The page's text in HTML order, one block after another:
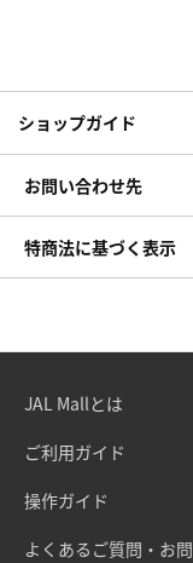
ショップガイド
お問い合わせ先
特商法に基づく表示
JAL Mallとは
ご利用ガイド
操作ガイド
よくあるご質問・お